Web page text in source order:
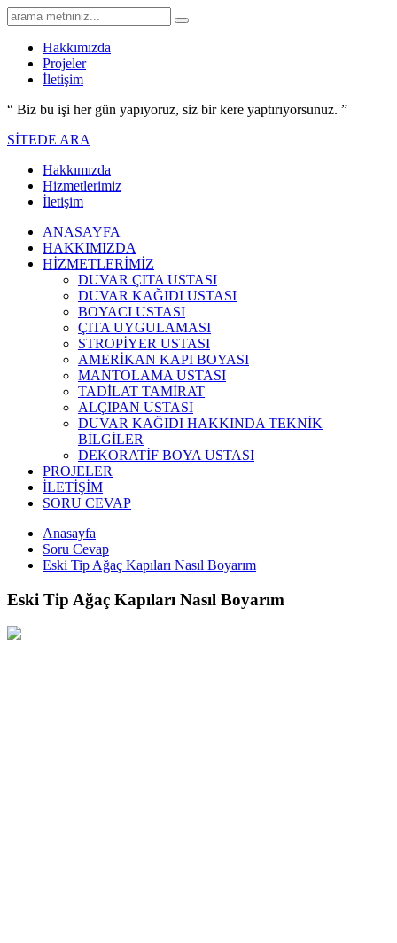
Hakkımızda
Projeler
İletişim
“ Biz bu işi her gün yapıyoruz, siz bir kere yaptırıyorsunuz. ”
SİTEDE ARA
Hakkımızda
Hizmetlerimiz
İletişim
ANASAYFA
HAKKIMIZDA
HİZMETLERİMİZ
DUVAR ÇITA USTASI
DUVAR KAĞIDI USTASI
BOYACI USTASI
ÇITA UYGULAMASI
STROPİYER USTASI
AMERİKAN KAPI BOYASI
MANTOLAMA USTASI
TADİLAT TAMİRAT
ALÇIPAN USTASI
DUVAR KAĞIDI HAKKINDA TEKNİK
BİLGİLER
DEKORATİF BOYA USTASI
PROJELER
İLETİŞİM
SORU CEVAP
Anasayfa
Soru Cevap
Eski Tip Ağaç Kapıları Nasıl Boyarım
Eski Tip Ağaç Kapıları Nasıl Boyarım